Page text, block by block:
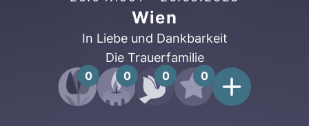
Wien
In Liebe und Dankbarkeit
Die Trauerfamilie
0 0 0 0